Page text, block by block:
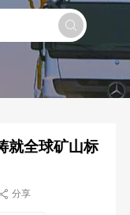

就全球矿山标
 分享